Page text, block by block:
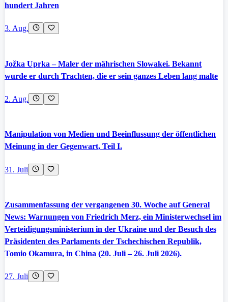
hundert Jahren
3. Aug.
Jožka Uprka – Maler der mährischen Slowakei. Bekannt
wurde er durch Trachten, die er sein ganzes Leben lang malte
2. Aug.
Manipulation von Medien und Beeinflussung der öffentlichen
Meinung in der Gegenwart, Teil I.
31. Juli
Zusammenfassung der vergangenen 30. Woche auf General
News: Warnungen von Friedrich Merz, ein Ministerwechsel im
Verteidigungsministerium in der Ukraine und der Besuch des
Präsidenten des Parlaments der Tschechischen Republik,
Tomio Okamura, in China (20. Juli – 26. Juli 2026).
27. Juli